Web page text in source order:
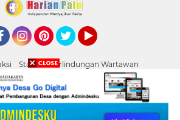
Standar Perlindungan Wartawan
Tentang Kami Pedoman Media Siber
©2026 HARIAN PALU